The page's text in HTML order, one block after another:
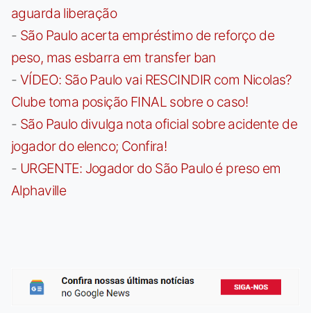
aguarda liberação
- São Paulo acerta empréstimo de reforço de
peso, mas esbarra em transfer ban
- VÍDEO: São Paulo vai RESCINDIR com Nicolas?
Clube toma posição FINAL sobre o caso!
- São Paulo divulga nota oficial sobre acidente de
jogador do elenco; Confira!
- URGENTE: Jogador do São Paulo é preso em
Alphaville